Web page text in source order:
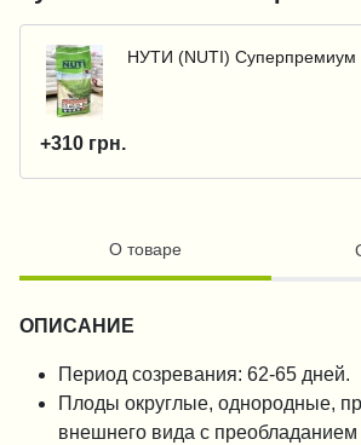
НУТИ (NUTI) Суперпремиум
+310 грн.
О товаре
ОПИСАНИЕ
Период созревания: 62-65 дней.
Плоды округлые, однородные,
внешнего вида с преобладанием